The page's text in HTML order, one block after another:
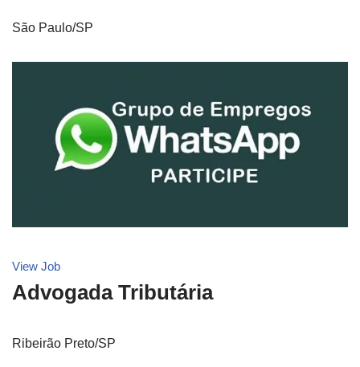
São Paulo/SP
View Job
Advogada Tributária
Ribeirão Preto/SP